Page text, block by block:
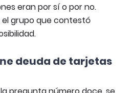
eran por sí o por no.
grupo que contestó
deuda de tarjetas